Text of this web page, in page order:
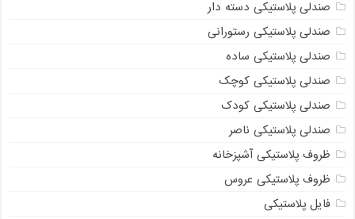
صندلی پلاستیکی دسته دار
صندلی پلاستیکی رستورانی
صندلی پلاستیکی ساده
صندلی پلاستیکی کوچک
صندلی پلاستیکی کودک
صندلی پلاستیکی ناصر
ظروف پلاستیکی آشپزخانه
ظروف پلاستیکی عروس
فایل پلاستیکی